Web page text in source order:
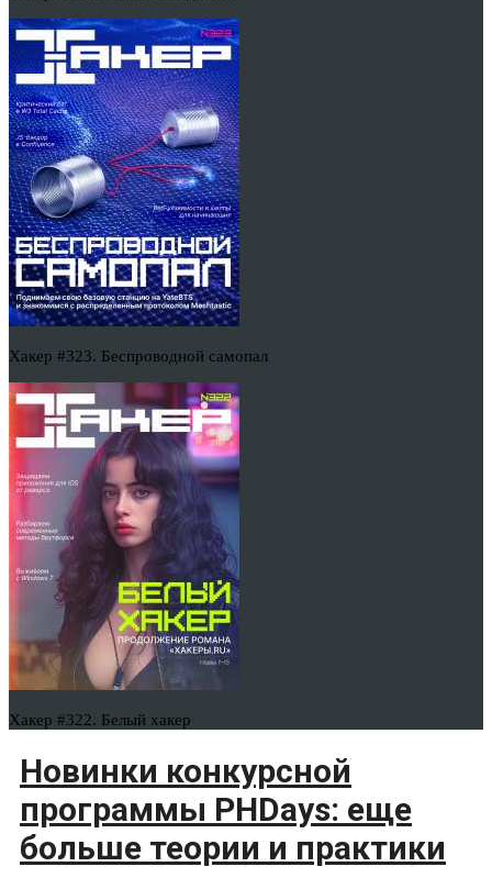
Хакер #323. Беспроводной самопал
Хакер #322. Белый хакер
Новинки конкурсной
программы PHDays: еще
больше теории и практики